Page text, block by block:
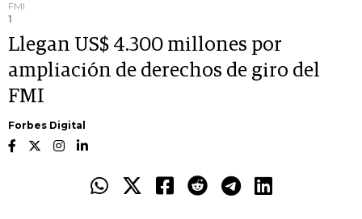
FMI
1
Llegan US$ 4.300 millones por
ampliación de derechos de giro del
FMI
Forbes Digital